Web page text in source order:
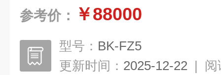
参考价： ￥88000
型号： BK-FZ5
更新时间： 2025-12-22 | 阅